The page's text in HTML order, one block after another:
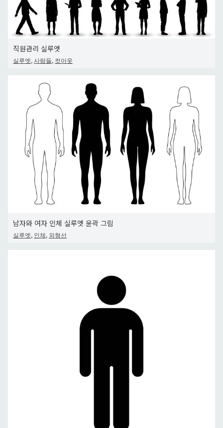
직원관리 실루엣
실루엣, 사람들, 컷아웃
남자와 여자 인체 실루엣 윤곽 그림
실루엣, 인체, 외형선